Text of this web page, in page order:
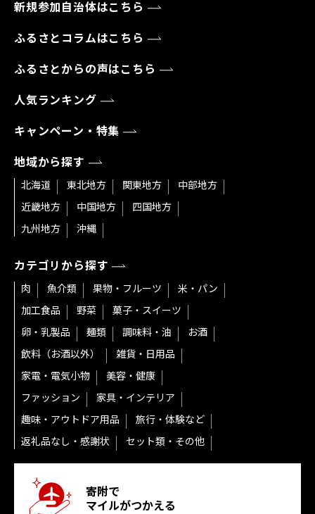
新規参加自治体はこちら
ふるさとコラムはこちら
ふるさとからの声はこちら
人気ランキング
キャンペーン・特集
地域から探す
北海道 東北地方 関東地方
中部地方
近畿地方
中国地方
四国地方
九州地方
沖縄
カテゴリから探す
肉 魚介類 果物・フルーツ
米・パン
加工食品
野菜
菓子・スイーツ
卵・乳製品
麺類 調味料・油
お酒
飲料（お酒以外）
雑貨・日用品
家電・電気小物
美容・健康
ファッション
家具・インテリア
趣味・アウトドア用品
旅行・体験など
返礼品なし・感謝状
セット類・その他
寄附で
マイルがつかえる